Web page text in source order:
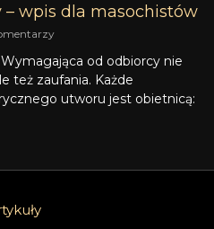
– wpis dla masochistów
od odbiorcy nie
też zaufania. Każde
utworu jest obietnicą: